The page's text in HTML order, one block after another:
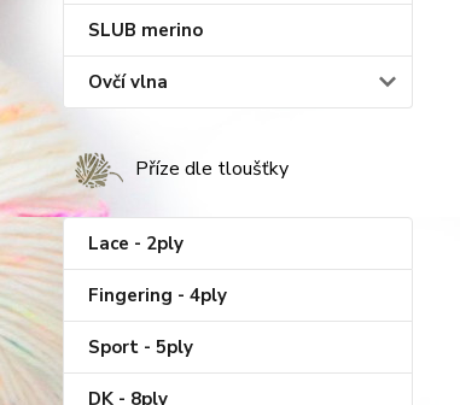
SLUB merino
Ovčí vlna
Příze dle tloušťky
Lace - 2ply
Fingering - 4ply
Sport - 5ply
DK - 8ply